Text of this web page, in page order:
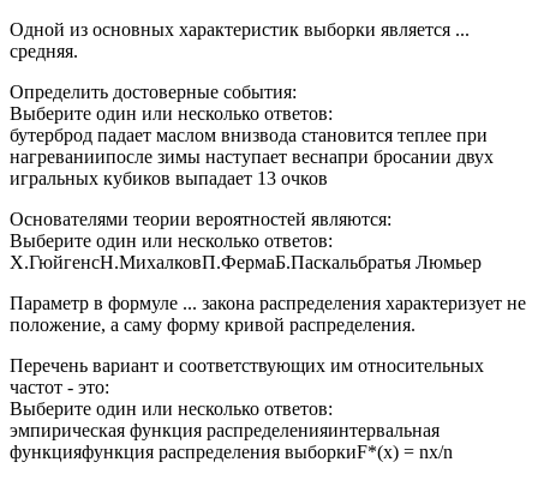
Одной из основных характеристик выборки является ...
средняя.
Определить достоверные события:
Выберите один или несколько ответов:
бутерброд падает маслом внизвода становится теплее при
нагреваниипосле зимы наступает веснапри бросании двух
игральных кубиков выпадает 13 очков
Основателями теории вероятностей являются:
Выберите один или несколько ответов:
Х.ГюйгенсН.МихалковП.ФермаБ.Паскальбратья Люмьер
Параметр в формуле ... закона распределения характеризует не
положение, а саму форму кривой распределения.
Перечень вариант и соответствующих им относительных
частот - это:
Выберите один или несколько ответов:
эмпирическая функция распределенияинтервальная
функцияфункция распределения выборкиF*(x) = nx/n